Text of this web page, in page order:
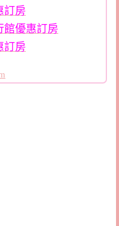
訂房
館優惠訂房
訂房